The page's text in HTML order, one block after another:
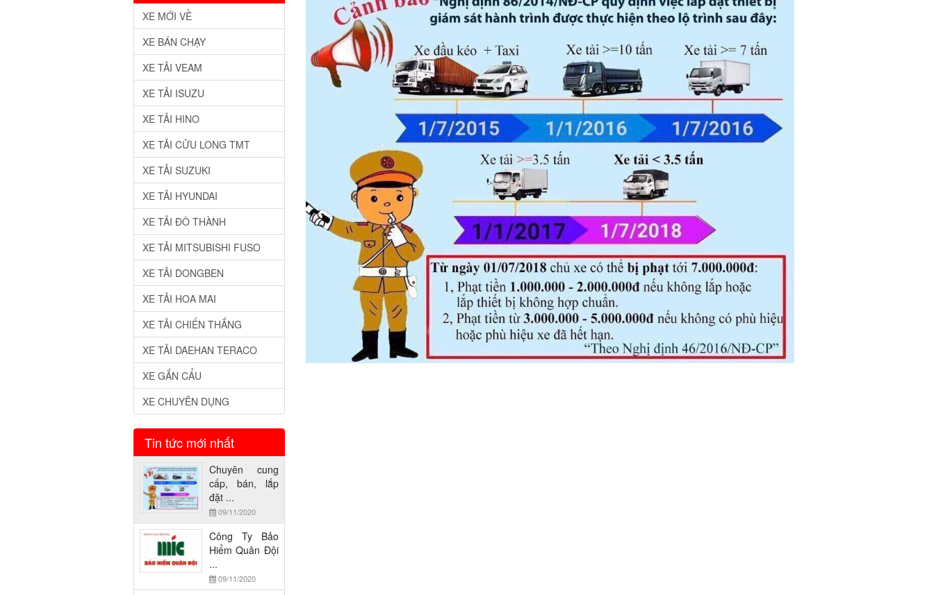
XE MỚI VỀ
XE BÁN CHẠY
XE TẢI VEAM
XE TẢI ISUZU
XE TẢI HINO
XE TẢI CỬU LONG TMT
XE TẢI SUZUKI
XE TẢI HYUNDAI
XE TẢI ĐÔ THÀNH
XE TẢI MITSUBISHI FUSO
XE TẢI DONGBEN
XE TẢI HOA MAI
XE TẢI CHIẾN THẮNG
XE TẢI DAEHAN TERACO
XE GẮN CẨU
XE CHUYÊN DỤNG
Tin tức mới nhất
Chuyên cung
cấp, bán, lắp
đặt ...
09/11/2020
Công Ty Bảo
Hiểm Quân Đội
...
09/11/2020